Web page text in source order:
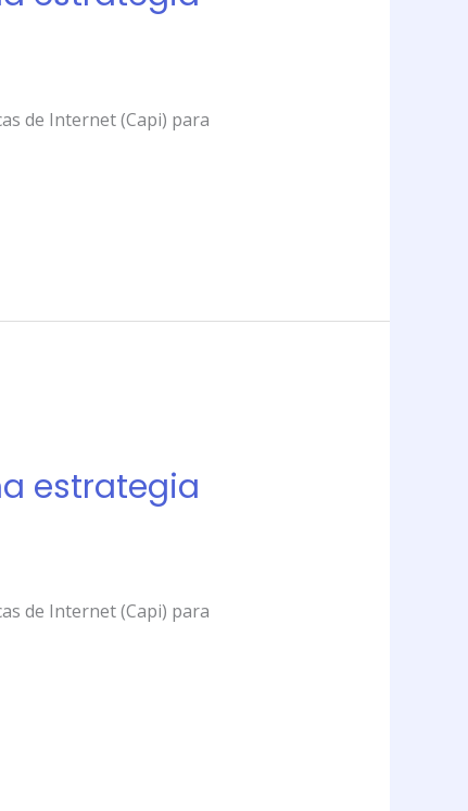
de Internet (Capi) para
estrategia
de Internet (Capi) para